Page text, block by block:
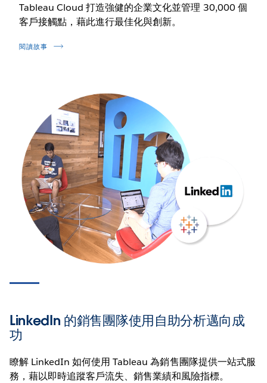
Tableau Cloud 打造強健的企業文化並管理 30,000 個
客戶接觸點，藉此進行最佳化與創新。
閱讀故事
LinkedIn 的銷售團隊使用自助分析邁向成
功
瞭解 LinkedIn 如何使用 Tableau 為銷售團隊提供一站式服
務，藉以即時追蹤客戶流失、銷售業績和風險指標。